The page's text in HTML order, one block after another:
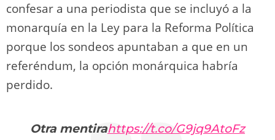
confesar a una periodista que se incluyó a la
monarquía en la Ley para la Reforma Política
porque los sondeos apuntaban a que en un
referéndum, la opción monárquica habría
perdido.
Otra mentirahttps://t.co/G9jq9AtoFz